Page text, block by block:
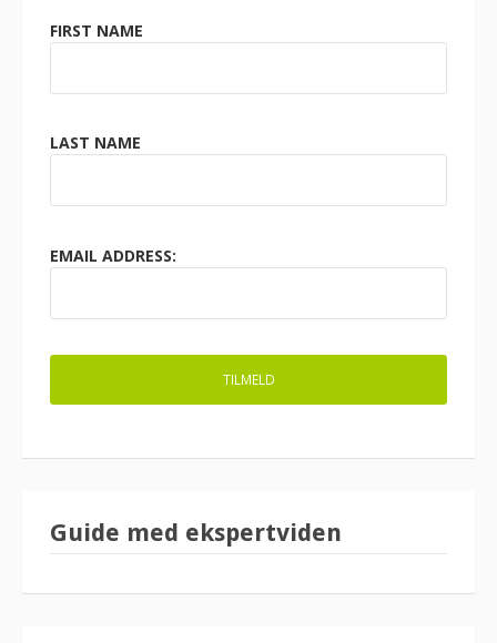
FIRST NAME
LAST NAME
EMAIL ADDRESS:
Guide med ekspertviden